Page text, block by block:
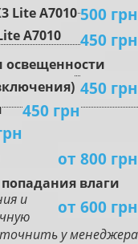
Lite A7010 500 грн
A7010 450 грн
ocвeщeннocти
450 грн
450 грн
от 800 грн
влaги
от 600 грн
и
у менеджера